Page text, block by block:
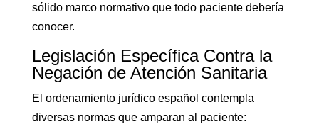
sólido marco normativo que todo paciente debería
conocer.
Legislación Específica Contra la
Negación de Atención Sanitaria
El ordenamiento jurídico español contempla
diversas normas que amparan al paciente: